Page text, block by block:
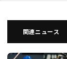
関連ニュース